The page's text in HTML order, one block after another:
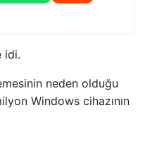
idi.
neden olduğu
Windows cihazının